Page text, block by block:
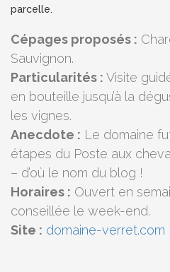
parcelle.
Cépages proposés :
Sauvignon.
Particularités : Visite
en bouteille jusqu’à la
les vignes.
Anecdote : Le domaine
étapes du Poste aux
– d’où le nom du blog !
Horaires : Ouvert en
conseillée le week-end.
Site : domaine-verret.com